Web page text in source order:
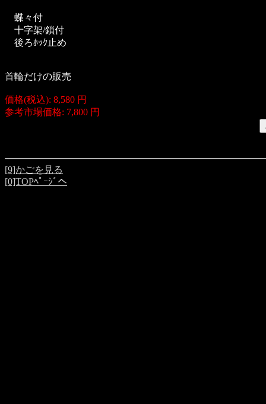
蝶々付
十字架/鎖付
後ろﾎｯｸ止め
首輪だけの販売
価格(税込): 8,580 円
参考市場価格: 7,800 円
[9]かごを見る
[0]TOPﾍﾟｰｼﾞへ